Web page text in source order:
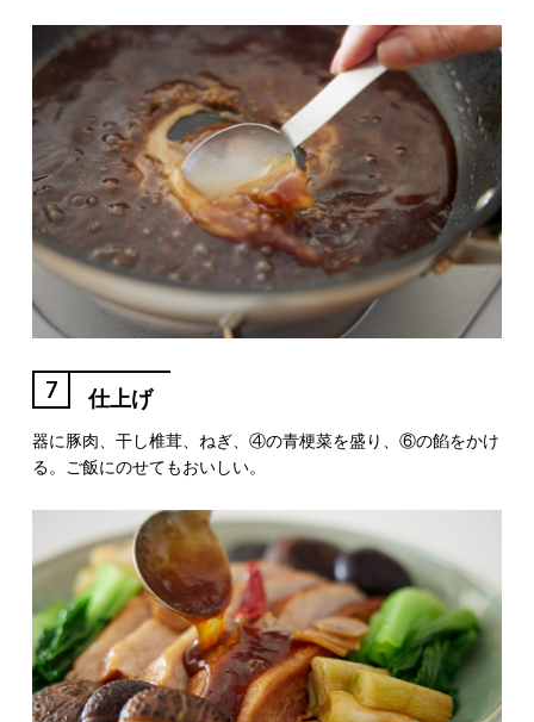
7 仕上げ
器に豚肉、干し椎茸、ねぎ、④の青梗菜を盛り、⑥の餡をかけ
る。ご飯にのせてもおいしい。